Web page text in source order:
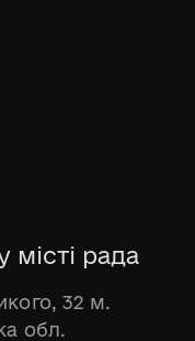
місті рада
32 м.
обл.